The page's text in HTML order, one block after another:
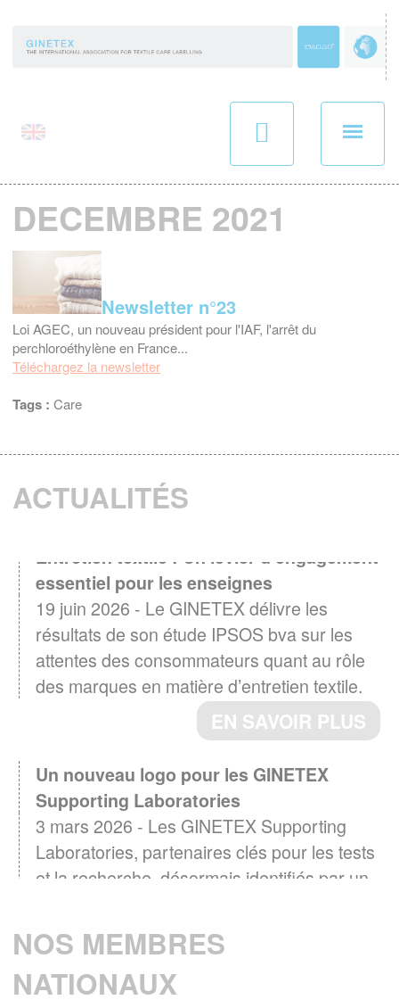
DECEMBRE 2021
Newsletter n°23
Loi AGEC, un nouveau président pour l'IAF, l'arrêt du
perchloroéthylène en France...
Téléchargez la newsletter
Tags : Care
ACTUALITÉS
essentiel pour les enseignes
19 juin 2026 - Le GINETEX délivre les
résultats de son étude IPSOS bva sur les
attentes des consommateurs quant au rôle
des marques en matière d’entretien textile.
EN SAVOIR PLUS
Un nouveau logo pour les GINETEX
Supporting Laboratories
3 mars 2026 - Les GINETEX Supporting
Laboratories, partenaires clés pour les tests
et la recherche, désormais identifiés par un
EN SAVOIR PLUS
Baromètre GINETEX 2024 : les habitudes
NOS MEMBRES
NATIONAUX